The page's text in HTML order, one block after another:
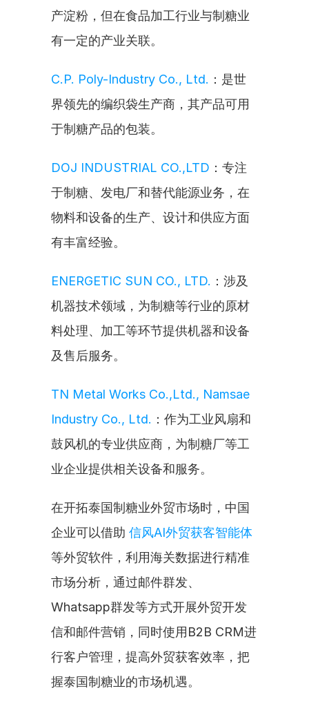
产淀粉，但在食品加工行业与制糖业
有一定的产业关联。
C.P. Poly-Industry Co., Ltd. ：是世
界领先的编织袋生产商，其产品可用
于制糖产品的包装。
DOJ INDUSTRIAL CO.,LTD ：专注
于制糖、发电厂和替代能源业务，在
物料和设备的生产、设计和供应方面
有丰富经验。
ENERGETIC SUN CO., LTD. ：涉及
机器技术领域，为制糖等行业的原材
料处理、加工等环节提供机器和设备
及售后服务。
TN Metal Works Co.,Ltd., Namsae
Industry Co., Ltd. ：作为工业风扇和
鼓风机的专业供应商，为制糖厂等工
业企业提供相关设备和服务。
在开拓泰国制糖业外贸市场时，中国
企业可以借助 信风AI外贸获客智能体
等外贸软件，利用海关数据进行精准
市场分析，通过邮件群发、
Whatsapp群发等方式开展外贸开发
信和邮件营销，同时使用B2B CRM进
行客户管理，提高外贸获客效率，把
握泰国制糖业的市场机遇。